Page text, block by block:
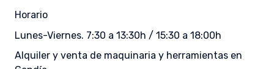
Horario
Lunes-Viernes. 7:30 a 13:30h / 15:30 a 18:00h
Alquiler y venta de maquinaria y herramientas en